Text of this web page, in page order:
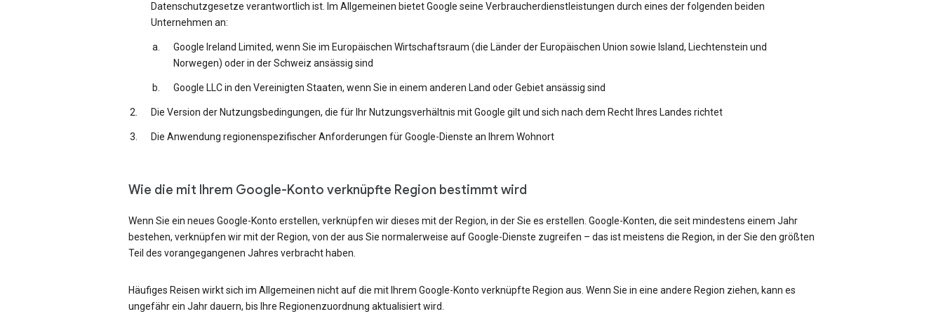
Datenschutzgesetze verantwortlich ist. Im Allgemeinen bietet Google seine Verbraucherdienstleistungen durch eines der folgenden beiden
Unternehmen an:
Google Ireland Limited, wenn Sie im Europäischen Wirtschaftsraum (die Länder der Europäischen Union sowie Island, Liechtenstein und
Norwegen) oder in der Schweiz ansässig sind
Google LLC in den Vereinigten Staaten, wenn Sie in einem anderen Land oder Gebiet ansässig sind
Die Version der Nutzungsbedingungen, die für Ihr Nutzungsverhältnis mit Google gilt und sich nach dem Recht Ihres Landes richtet
Die Anwendung regionenspezifischer Anforderungen für Google-Dienste an Ihrem Wohnort
Wie die mit Ihrem Google-Konto verknüpfte Region bestimmt wird
Wenn Sie ein neues Google-Konto erstellen, verknüpfen wir dieses mit der Region, in der Sie es erstellen. Google-Konten, die seit mindestens einem Jahr
bestehen, verknüpfen wir mit der Region, von der aus Sie normalerweise auf Google-Dienste zugreifen – das ist meistens die Region, in der Sie den größten
Teil des vorangegangenen Jahres verbracht haben.
Häufiges Reisen wirkt sich im Allgemeinen nicht auf die mit Ihrem Google-Konto verknüpfte Region aus. Wenn Sie in eine andere Region ziehen, kann es
ungefähr ein Jahr dauern, bis Ihre Regionenzuordnung aktualisiert wird.